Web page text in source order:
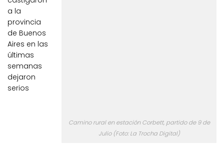
Camino rural en estación Corbett, partido de 9 de
Julio (Foto: La Trocha Digital)
a la
provincia
de Buenos
Aires en las
últimas
semanas
dejaron
serios